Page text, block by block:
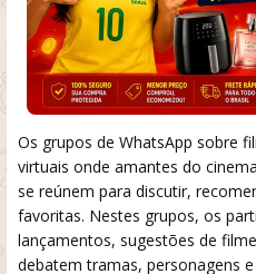
Os grupos de WhatsApp sobre
virtuais onde amantes do
se reúnem para discutir,
favoritas. Nestes grupos, os
lançamentos, sugestões de
debatem tramas, personagens